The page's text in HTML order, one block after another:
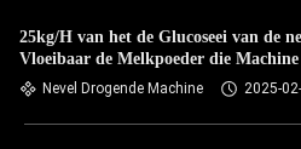
25kg/H van het de Glucoseei van de
Vloeibaar de Melkpoeder die
Nevel Drogende Machine 2025-